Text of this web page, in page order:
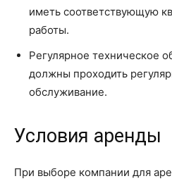
иметь соответствующую
работы.
Регулярное техническое
должны проходить
обслуживание.
Условия аренды
При выборе компании для